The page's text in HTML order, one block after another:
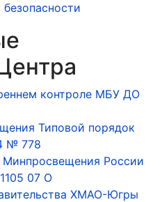
контроле МБУ ДО
Типовой порядок
№ 778
России
07 О
ХМАО-Югры